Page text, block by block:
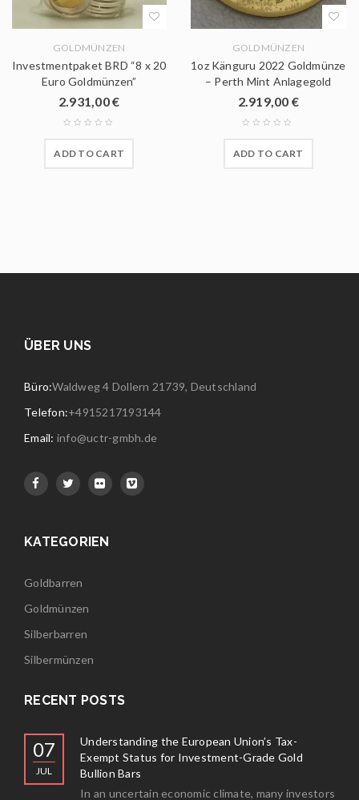
GOLDMÜNZEN
Investmentpaket BRD “8 x 20
Euro Goldmünzen”
2.931,00€
ADD TO CART
GOLDMÜNZEN
1oz Känguru 2022 Goldmünze
– Perth Mint Anlagegold
2.919,00 €
ADD TO CART
ÜBER UNS
Büro:Waldweg 4 Dollern 21739, Deutschland
Telefon:+4915217193144
Email: info@uctr-gmbh.de
KATEGORIEN
Goldbarren
Goldmünzen
Silberbarren
Silbermünzen
RECENT POSTS
07
JUL
Understanding the European Union’s Tax-
Exempt Status for Investment-Grade Gold
Bullion Bars
In an uncertain economic climate, many investors